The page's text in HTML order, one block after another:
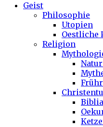
Geist
Philosophie
Utopien
Oestliche
Religion
Biblia